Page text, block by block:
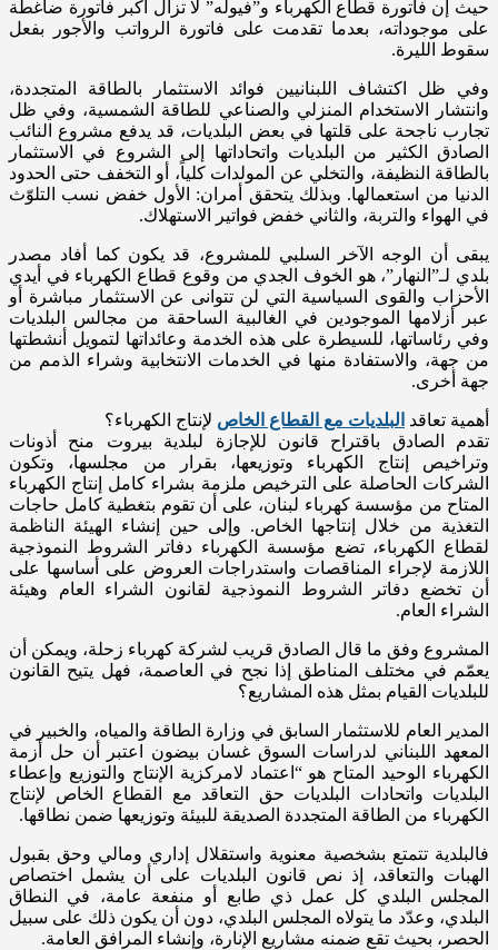
حيث إن فاتورة قطاع الكهرباء و”فيوله” لا تزال أكبر فاتورة ضاغطة
على موجوداته، بعدما تقدمت على فاتورة الرواتب والأجور بفعل
سقوط الليرة.
وفي ظل اكتشاف اللبنانيين فوائد الاستثمار بالطاقة المتجددة،
وانتشار الاستخدام المنزلي والصناعي للطاقة الشمسية، وفي ظل
تجارب ناجحة على قلتها في بعض البلديات، قد يدفع مشروع النائب
الصادق الكثير من البلديات واتحاداتها إلى الشروع في الاستثمار
بالطاقة النظيفة، والتخلي عن المولدات كلياً، أو التخفف حتى الحدود
الدنيا من استعمالها. وبذلك يتحقق أمران: الأول خفض نسب التلوّث
في الهواء والتربة، والثاني خفض فواتير الاستهلاك.
يبقى أن الوجه الآخر السلبي للمشروع، قد يكون كما أفاد مصدر
بلدي لـ”النهار”، هو الخوف الجدي من وقوع قطاع الكهرباء في أيدي
الأحزاب والقوى السياسية التي لن تتوانى عن الاستثمار مباشرة أو
عبر أزلامها الموجودين في الغالبية الساحقة من مجالس البلديات
وفي رئاساتها، للسيطرة على هذه الخدمة وعائداتها لتمويل أنشطتها
من جهة، والاستفادة منها في الخدمات الانتخابية وشراء الذمم من
جهة أخرى.
أهمية تعاقد البلديات مع القطاع الخاص لإنتاج الكهرباء؟
تقدم الصادق باقتراح قانون للإجازة لبلدية بيروت منح أذونات
وتراخيص إنتاج الكهرباء وتوزيعها، بقرار من مجلسها، وتكون
الشركات الحاصلة على الترخيص ملزمة بشراء كامل إنتاج الكهرباء
المتاح من مؤسسة كهرباء لبنان، على أن تقوم بتغطية كامل حاجات
التغذية من خلال إنتاجها الخاص. وإلى حين إنشاء الهيئة الناظمة
لقطاع الكهرباء، تضع مؤسسة الكهرباء دفاتر الشروط النموذجية
اللازمة لإجراء المناقصات واستدراجات العروض على أساسها على
أن تخضع دفاتر الشروط النموذجية لقانون الشراء العام وهيئة
الشراء العام.
المشروع وفق ما قال الصادق قريب لشركة كهرباء زحلة، ويمكن أن
يعمّم في مختلف المناطق إذا نجح في العاصمة، فهل يتيح القانون
للبلديات القيام بمثل هذه المشاريع؟
المدير العام للاستثمار السابق في وزارة الطاقة والمياه، والخبير في
المعهد اللبناني لدراسات السوق غسان بيضون اعتبر أن حل أزمة
الكهرباء الوحيد المتاح هو “اعتماد لامركزية الإنتاج والتوزيع وإعطاء
البلديات واتحادات البلديات حق التعاقد مع القطاع الخاص لإنتاج
الكهرباء من الطاقة المتجددة الصديقة للبيئة وتوزيعها ضمن نطاقها.
فالبلدية تتمتع بشخصية معنوية واستقلال إداري ومالي وحق بقبول
الهبات والتعاقد، إذ نص قانون البلديات على أن يشمل اختصاص
المجلس البلدي كل عمل ذي طابع أو منفعة عامة، في النطاق
البلدي، وعدّد ما يتولاه المجلس البلدي، دون أن يكون ذلك على سبيل
الحصر، بحيث تقع ضمنه مشاريع الإنارة، وإنشاء المرافق العامة.